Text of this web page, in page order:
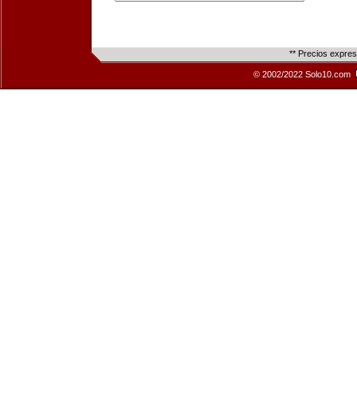
** Precios
© 2002/2022 Solo10.com